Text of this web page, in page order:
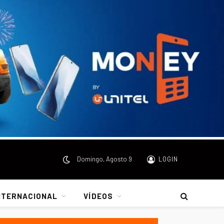
Domingo, Agosto 9 LOGIN
VÍDEOS